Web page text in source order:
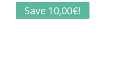
Save 10,00€!